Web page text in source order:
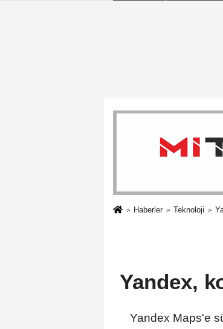
Haberler Teknoloji
Yandex,
Yandex Maps'e